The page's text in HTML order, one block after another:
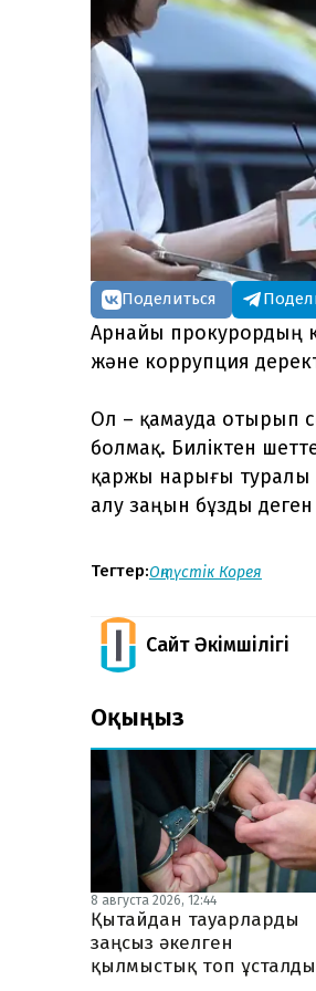
Поделиться
Арнайы прокурордың
және коррупция
Ол – қамауда отырып
болмақ. Биліктен
қаржы нарығы туралы
алу заңын бұзды
Тегтер:Оңтүстік Корея
Сайт Әкімшілігі
Оқыңыз
8 августа 2026, 12:44
Қытайдан тауарларды
заңсыз әкелген
қылмыстық топ ұсталды